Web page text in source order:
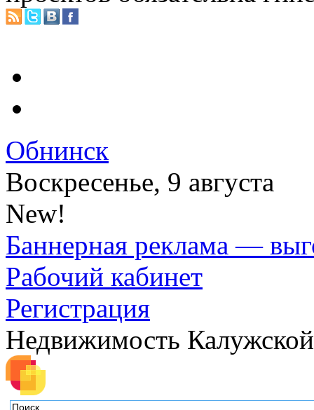
Обнинск
Воскресенье, 9 августа
New!
Баннерная реклама —
Рабочий кабинет
Регистрация
Недвижимость